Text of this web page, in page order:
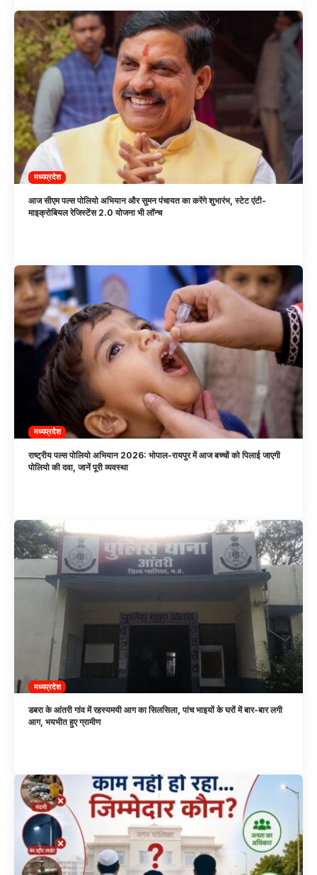
मध्यप्रदेश
आज सीएम पल्स पोलियो अभियान और सुमन पंचायत का करेंगे शुभारंभ, स्टेट एंटी-
माइक्रोबियल रेजिस्टेंस 2.0 योजना भी लॉन्च
मध्यप्रदेश
राष्ट्रीय पल्स पोलियो अभियान 2026: भोपाल-रायपुर में आज बच्चों को पिलाई जाएगी
पोलियो की दवा, जानें पूरी व्यवस्था
मध्यप्रदेश
डबरा के आंतरी गांव में रहस्यमयी आग का सिलसिला, पांच भाइयों के घरों में बार-बार लगी
आग, भयभीत हुए ग्रामीण